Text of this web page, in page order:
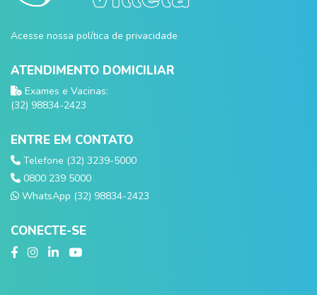
Acesse nossa política de privacidade
ATENDIMENTO DOMICILIAR
Exames e Vacinas:
(32) 98834-2423
ENTRE EM CONTATO
Telefone (32) 3239-5000
0800 239 5000
WhatsApp (32) 98834-2423
CONECTE-SE